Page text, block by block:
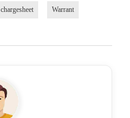
chargesheet Warrant